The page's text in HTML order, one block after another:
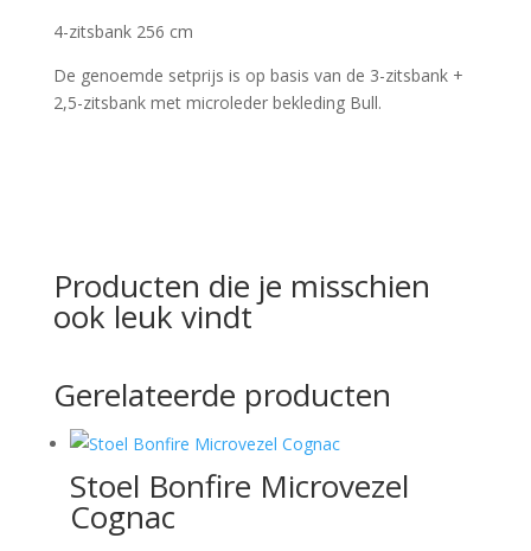
4-zitsbank 256 cm
De genoemde setprijs is op basis van de 3-zitsbank +
2,5-zitsbank met microleder bekleding Bull.
Producten die je misschien
ook leuk vindt
Gerelateerde producten
Stoel Bonfire Microvezel
Cognac